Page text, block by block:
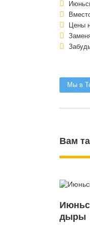
Цены
Мы в
Вам
дыры